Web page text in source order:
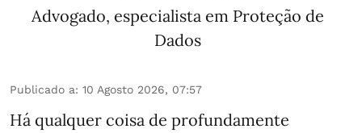
Advogado, especialista em Proteção de
Dados
Publicado a: 10 Agosto 2026, 07:57
Há qualquer coisa de profundamente